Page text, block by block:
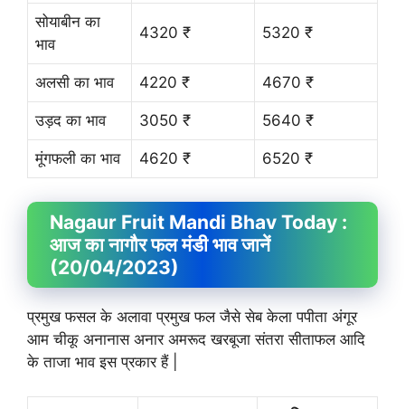
सोयाबीन का
भाव
4320 ₹ 5320 ₹
अलसी का भाव 4220 ₹ 4670 ₹
उड़द का भाव 3050 ₹ 5640 ₹
मूंगफली का भाव 4620 ₹ 6520 ₹
Nagaur Fruit Mandi Bhav Today :
आज का नागौर फल मंडी भाव जानें
(20/04/2023)
प्रमुख फसल के अलावा प्रमुख फल जैसे सेब केला पपीता अंगूर
आम चीकू अनानास अनार अमरूद खरबूजा संतरा सीताफल आदि
के ताजा भाव इस प्रकार हैं |